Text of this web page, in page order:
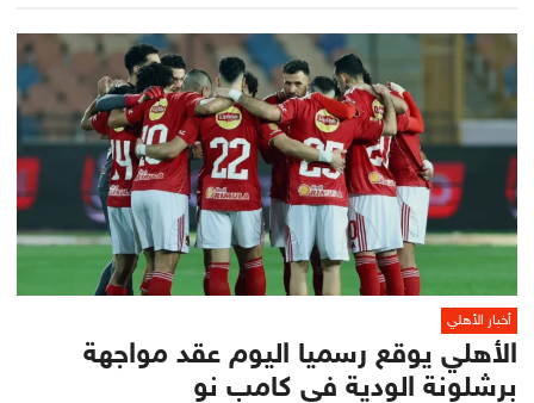
أخبار الأهلي
الأهلي يوقع رسميا اليوم عقد مواجهة
برشلونة الودية في كامب نو